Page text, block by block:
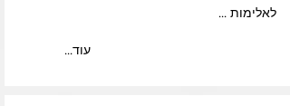
לאלימות ...
...עוד